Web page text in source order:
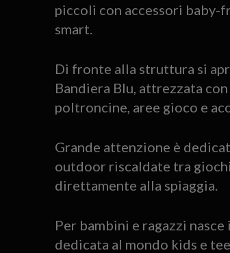
piccoli con accessori baby-
smart.
Di fronte alla struttura si
Bandiera Blu, attrezzata
poltroncine, aree gioco e
Grande attenzione è
outdoor riscaldate tra giochi
direttamente alla spiaggia.
Per bambini e ragazzi
dedicata al mondo kids e